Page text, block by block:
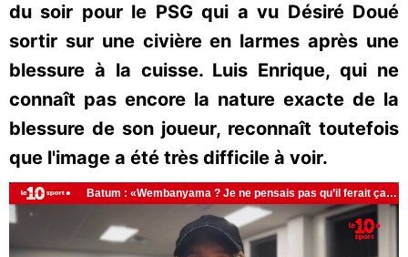
du soir pour le PSG qui a vu Désiré Doué
sortir sur une civière en larmes après une
blessure à la cuisse. Luis Enrique, qui ne
connaît pas encore la nature exacte de la
blessure de son joueur, reconnaît toutefois
que l'image a été très difficile à voir.